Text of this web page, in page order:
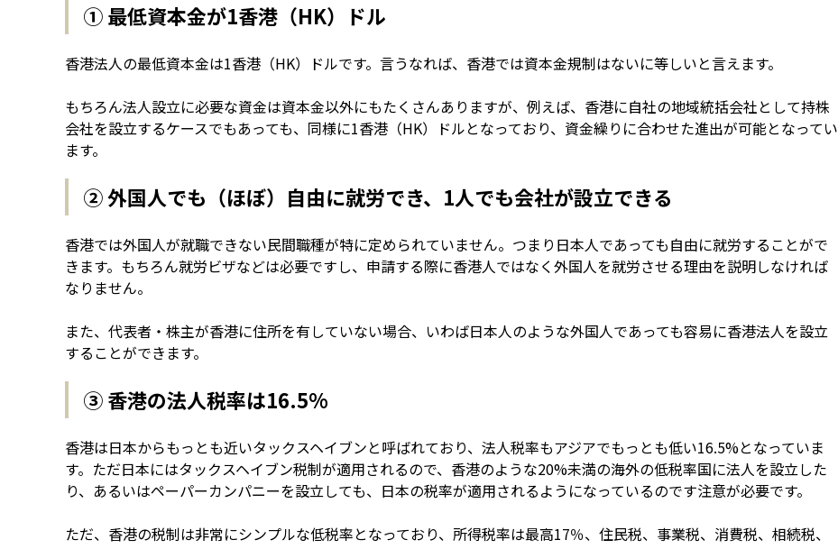
① 最低資本金が1香港（HK）ドル
香港法人の最低資本金は1香港（HK）ドルです。言うなれば、香港では資本金規制はないに等しいと言えます。
もちろん法人設立に必要な資金は資本金以外にもたくさんありますが、例えば、香港に自社の地域統括会社として持株
会社を設立するケースでもあっても、同様に1香港（HK）ドルとなっており、資金繰りに合わせた進出が可能となってい
ます。
② 外国人でも（ほぼ）自由に就労でき、1人でも会社が設立できる
香港では外国人が就職できない民間職種が特に定められていません。つまり日本人であっても自由に就労することがで
きます。もちろん就労ビザなどは必要ですし、申請する際に香港人ではなく外国人を就労させる理由を説明しなければ
なりません。
また、代表者・株主が香港に住所を有していない場合、いわば日本人のような外国人であっても容易に香港法人を設立
することができます。
③ 香港の法人税率は16.5%
香港は日本からもっとも近いタックスヘイブンと呼ばれており、法人税率もアジアでもっとも低い16.5%となっていま
す。ただ日本にはタックスヘイブン税制が適用されるので、香港のような20%未満の海外の低税率国に法人を設立した
り、あるいはペーパーカンパニーを設立しても、日本の税率が適用されるようになっているのです注意が必要です。
ただ、香港の税制は非常にシンプルな低税率となっており、所得税率は最高17％、住民税、事業税、消費税、相続税、